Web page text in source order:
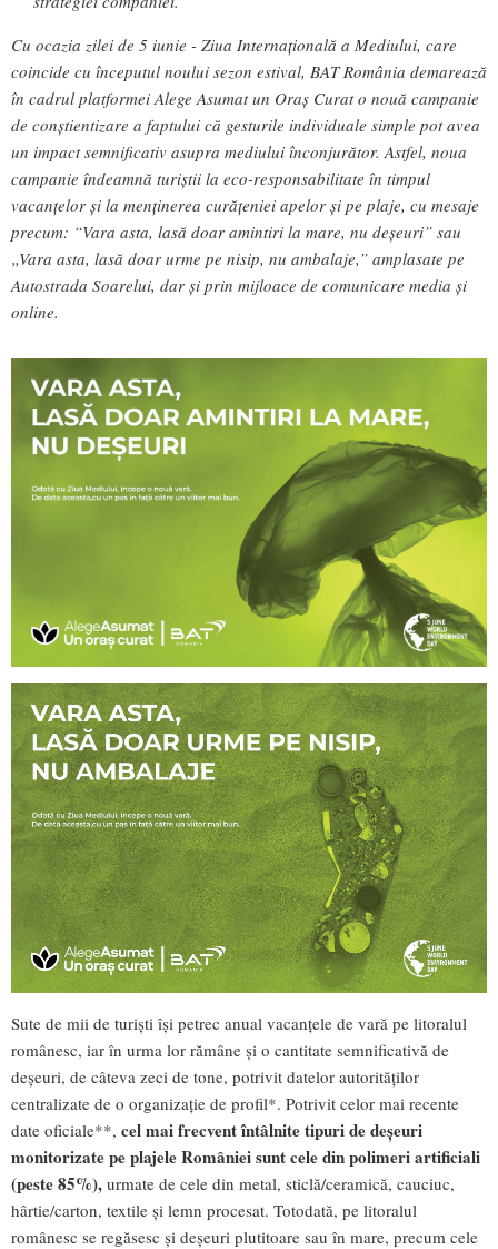
Cu ocazia zilei de 5 iunie - Ziua Internațională a Mediului, care
coincide cu începutul noului sezon estival, BAT România demarează
în cadrul platformei Alege Asumat un Oraș Curat o nouă campanie
de conștientizare a faptului că gesturile individuale simple pot avea
un impact semnificativ asupra mediului înconjurător. Astfel, noua
campanie îndeamnă turiștii la eco-responsabilitate în timpul
vacanțelor și la menținerea curățeniei apelor și pe plaje, cu mesaje
precum: “Vara asta, lasă doar amintiri la mare, nu deșeuri” sau
„Vara asta, lasă doar urme pe nisip, nu ambalaje,” amplasate pe
Autostrada Soarelui, dar și prin mijloace de comunicare media și
online.
Sute de mii de turiști își petrec anual vacanțele de vară pe litoralul
românesc, iar în urma lor rămâne și o cantitate semnificativă de
deșeuri, de câteva zeci de tone, potrivit datelor autorităților
centralizate de o organizație de profil*. Potrivit celor mai recente
date oficiale**, cel mai frecvent întâlnite tipuri de deșeuri
monitorizate pe plajele României sunt cele din polimeri artificiali
(peste 85%), urmate de cele din metal, sticlă/ceramică, cauciuc,
hârtie/carton, textile și lemn procesat. Totodată, pe litoralul
românesc se regăsesc și deșeuri plutitoare sau în mare, precum cele